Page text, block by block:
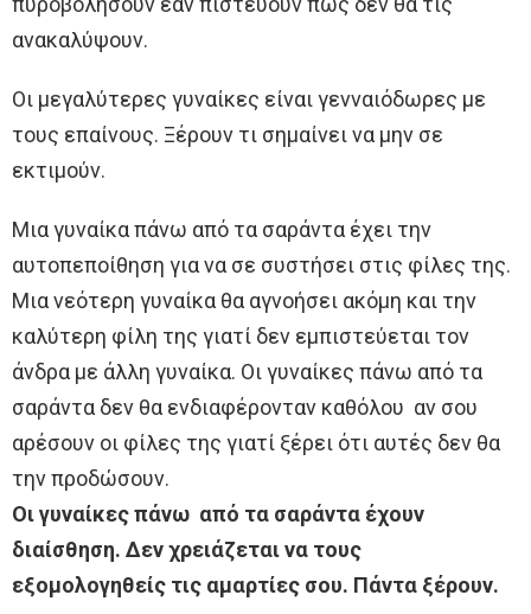
ανακαλύψουν.
Οι μεγαλύτερες γυναίκες είναι γενναιόδωρες με
τους επαίνους. Ξέρουν τι σημαίνει να μην σε
εκτιμούν.
Μια γυναίκα πάνω από τα σαράντα έχει την
αυτοπεποίθηση για να σε συστήσει στις φίλες της.
Μια νεότερη γυναίκα θα αγνοήσει ακόμη και την
καλύτερη φίλη της γιατί δεν εμπιστεύεται τον
άνδρα με άλλη γυναίκα. Οι γυναίκες πάνω από τα
σαράντα δεν θα ενδιαφέρονταν καθόλου αν σου
αρέσουν οι φίλες της γιατί ξέρει ότι αυτές δεν θα
την προδώσουν.
Οι γυναίκες πάνω από τα σαράντα έχουν
διαίσθηση. Δεν χρειάζεται να τους
εξομολογηθείς τις αμαρτίες σου. Πάντα ξέρουν.